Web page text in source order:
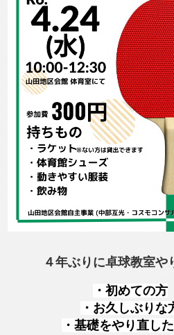
４年ぶりに卓球教室や
・ 初めての方
・お久しぶりな
・基礎をやり直し